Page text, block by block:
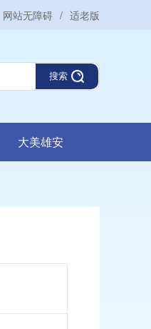
网站无障碍 / 适老版
搜索
大美雄安